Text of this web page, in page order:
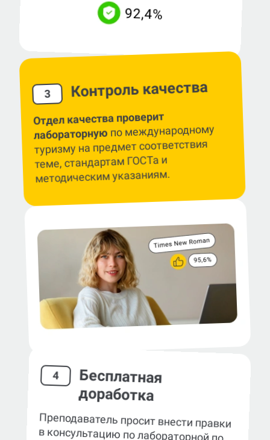
3 Контроль качества
Отдел качества проверит
лабораторную по международному
туризму на предмет соответствия
теме, стандартам ГОСТа и
методическим указаниям.
4 Бесплатная
доработка
Преподаватель просит внести правки
в консультацию по лабораторной по